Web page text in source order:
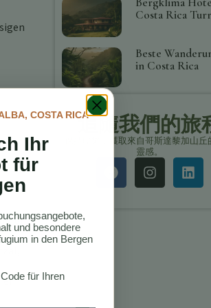
für
Costa Rica
Beste
in Costa Rica
追隨我們的旅
保持聯繫，獲取來自哥斯達黎加山丘
靈感。
COSTA RICA
Ihr
für
und besondere
in den Bergen
für Ihren